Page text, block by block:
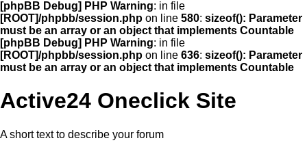
[phpBB Debug] PHP Warning: in file
[ROOT]/phpbb/session.php on line 580: sizeof(): Parameter
must be an array or an object that implements Countable
[phpBB Debug] PHP Warning: in file
[ROOT]/phpbb/session.php on line 636: sizeof(): Parameter
must be an array or an object that implements Countable
Active24 Oneclick Site
A short text to describe your forum